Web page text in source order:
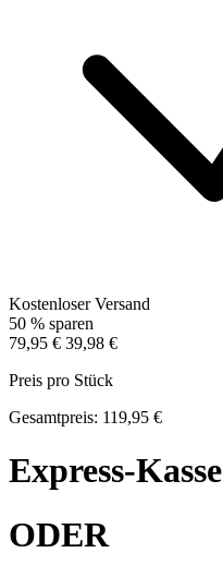
Kostenloser Versand
50 % sparen
79,95 € 39,98 €
Preis pro Stück
Gesamtpreis: 119,95 €
Express-Kasse
ODER